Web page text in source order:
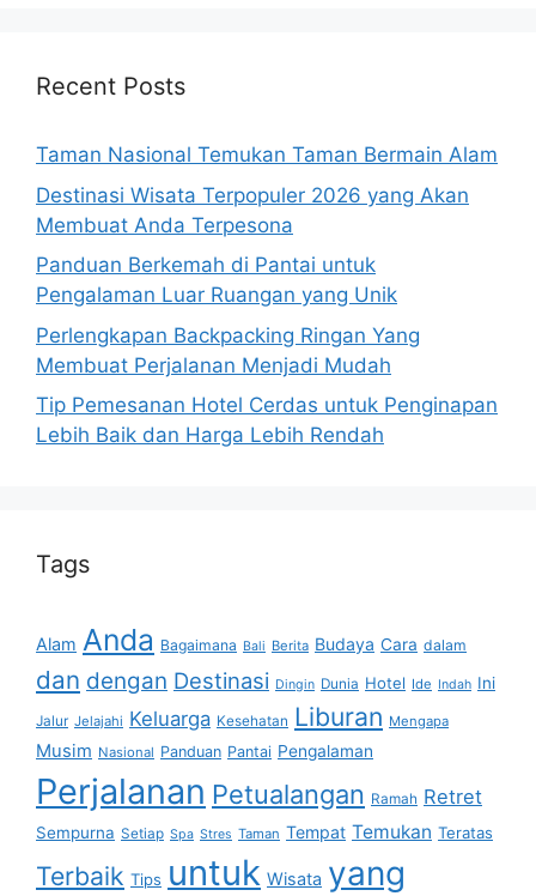
Recent Posts
Taman Nasional Temukan Taman Bermain Alam
Destinasi Wisata Terpopuler 2026 yang Akan
Membuat Anda Terpesona
Panduan Berkemah di Pantai untuk
Pengalaman Luar Ruangan yang Unik
Perlengkapan Backpacking Ringan Yang
Membuat Perjalanan Menjadi Mudah
Tip Pemesanan Hotel Cerdas untuk Penginapan
Lebih Baik dan Harga Lebih Rendah
Tags
Alam Anda Bagaimana Bali Berita Budaya Cara dalam
dan dengan Destinasi Dingin Dunia Hotel Ide Indah Ini
Jalur Jelajahi Keluarga Kesehatan Liburan Mengapa
Musim Nasional Panduan Pantai Pengalaman
Perjalanan Petualangan Ramah Retret
Sempurna Setiap Spa Stres Taman Tempat Temukan Teratas
Terbaik Tips untuk Wisata yang